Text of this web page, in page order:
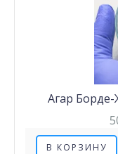
Агар Борде-
В КОРЗИНУ